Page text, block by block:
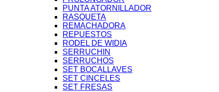
PUNTA ATORNILLADOR
RASQUETA
REMACHADORA
REPUESTOS
RODEL DE WIDIA
SERRUCHIN
SERRUCHOS
SET BOCALLAVES
SET CINCELES
SET FRESAS